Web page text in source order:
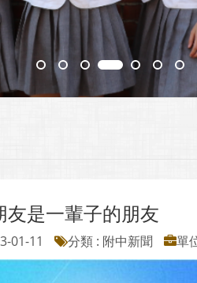
友是一輩子的朋友
01-11 分類 : 附中新聞 單